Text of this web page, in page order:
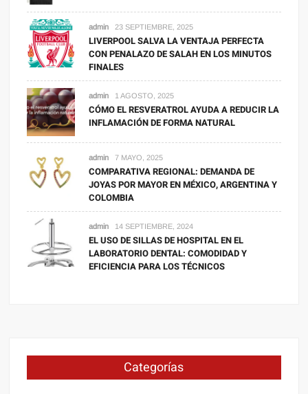
admin 23 SEPTIEMBRE, 2025
LIVERPOOL SALVA LA VENTAJA PERFECTA
CON PENALAZO DE SALAH EN LOS MINUTOS
FINALES
admin 1 AGOSTO, 2025
CÓMO EL RESVERATROL AYUDA A REDUCIR LA
INFLAMACIÓN DE FORMA NATURAL
admin 7 MAYO, 2025
COMPARATIVA REGIONAL: DEMANDA DE
JOYAS POR MAYOR EN MÉXICO, ARGENTINA Y
COLOMBIA
admin 14 SEPTIEMBRE, 2024
EL USO DE SILLAS DE HOSPITAL EN EL
LABORATORIO DENTAL: COMODIDAD Y
EFICIENCIA PARA LOS TÉCNICOS
Categorías